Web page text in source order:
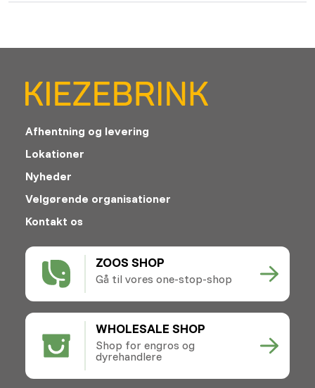
ZOOS SHOP
Gå til vores one-stop-shop
WHOLESALE SHOP
Shop for engros og
dyrehandlere
Afhentning og levering
Lokationer
Nyheder
Velgørende organisationer
Kontakt os